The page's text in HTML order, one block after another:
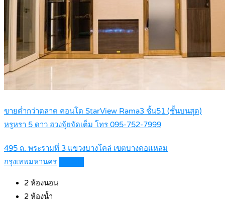
ขายต่ำกว่าตลาด คอนโด StarView Rama3 ชั้น51 (ชั้นบนสุด)
หรูหรา 5 ดาว ฮวงจุ้ยจัดเต็ม โทร 095-752-7999
495 ถ. พระรามที่ 3 แขวงบางโคล่ เขตบางคอแหลม
กรุงเทพมหานคร
2 ห้องนอน
2 ห้องน้ำ